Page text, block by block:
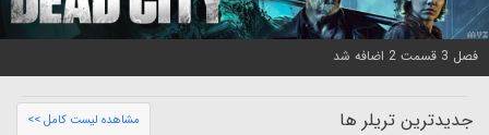
فصل 3 قسمت 2 اضافه شد
جدیدترین تریلر ها مشاهده لیست کامل >>